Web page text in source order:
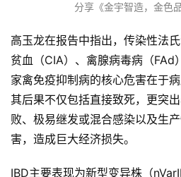
分享《金宇智造，金色
高玉龙在报告中指出，传染性法
贫血（CIA）、禽腺病毒病（FAd
家禽免疫抑制病的核心危害在于
其后果不仅包括直接致死，更突
败、极易继发或混合感染以及生
害，造成巨大经济损失。
IBD主要表现为新型变异株（